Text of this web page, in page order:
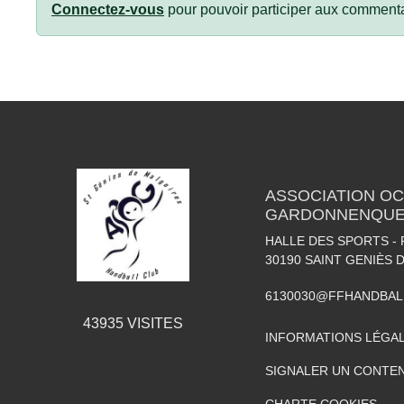
Connectez-vous pour pouvoir participer aux
43935VISITES
ASSOCIATION
HALLE DES SPORTS -
30190 SAINT GENIÈS
INFORMATIONS
SIGNALER UN